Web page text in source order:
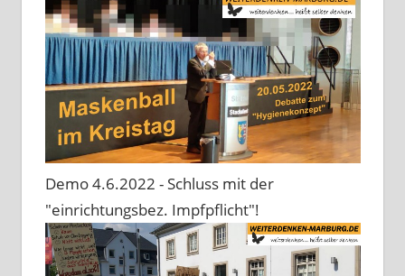
Demo 4.6.2022 - Schluss mit der
"einrichtungsbez. Impfpflicht"!